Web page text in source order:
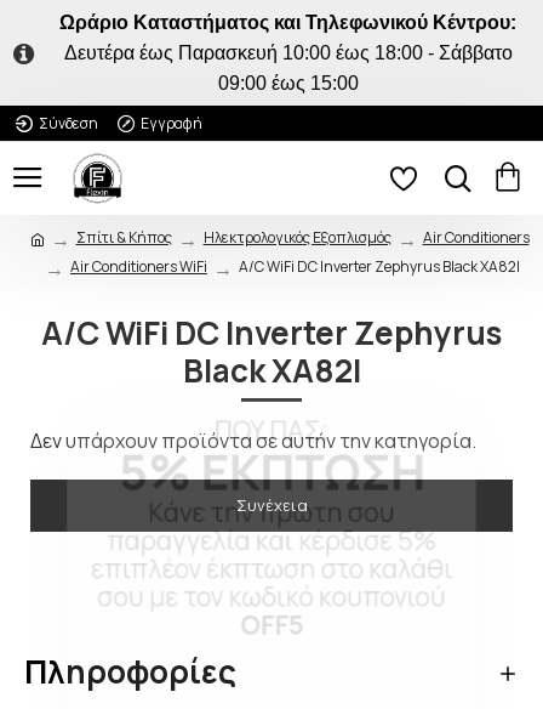
ΠΟΥ ΠΑΣ;
5% ΕΚΠΤΩΣΗ
Κάνε την πρώτη σου
παραγγελία και κέρδισε 5%
επιπλέον έκπτωση στο καλάθι
σου με τον κωδικό κουπονιού
OFF5
Κάνε τώρα την αγορά σου!
Ωράριο Καταστήματος και Τηλεφωνικού Κέντρου:
Δευτέρα έως Παρασκευή 10:00 έως 18:00 - Σάββατο
09:00 έως 15:00
Σύνδεση
Εγγραφή
Σπίτι & Κήπος Ηλεκτρολογικός Εξοπλισμός
Air Conditioners
Air Conditioners WiFi
A/C WiFi DC Inverter Zephyrus Black XA82I
A/C WiFi DC Inverter Zephyrus
Black XA82I
Δεν υπάρχουν προϊόντα σε αυτήν την κατηγορία.
Συνέχεια
Πληροφορίες